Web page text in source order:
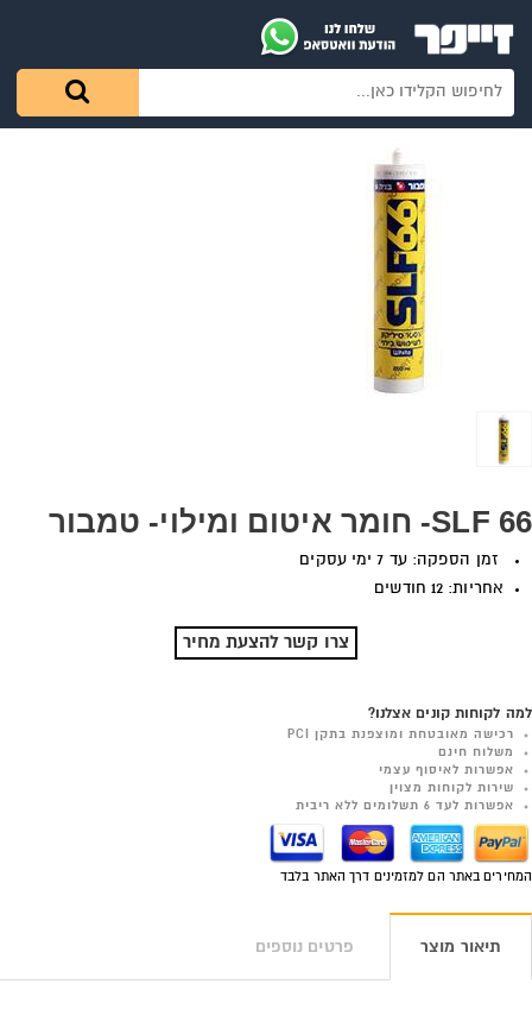
SLF 66- חומר איטום ומילוי- טמבור
זמן הספקה: עד 7 ימי עסקים
אחריות: 12 חודשים
צרו קשר להצעת מחיר
למה לקוחות קונים אצלנו?
רכישה מאובטחת ומוצפנת בתקן PCI
משלוח חינם
אפשרות לאיסוף עצמי
שירות לקוחות מצוין
אפשרות לעד 6 תשלומים ללא ריבית
המחירים באתר הם למזמינים דרך האתר בלבד
תיאור מוצר פרטים נוספים